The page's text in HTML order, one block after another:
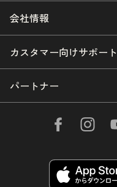
会社情報
カスタマー向けサポート
パートナー